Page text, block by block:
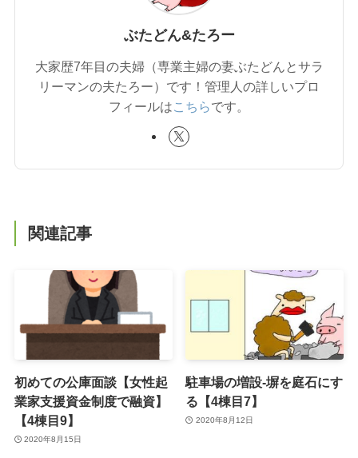
ぶたどん&たろー
大家歴7年目の夫婦（専業主婦の妻ぶたどんとサラ
リーマンの夫たろー）です！管理人の詳しいプロ
フィールはこちらです。
関連記事
初めての公庫面談【女性起
業家支援資金制度で融資】
【4棟目9】
2020年8月15日
駐車場の増設-塀を庭石にす
る【4棟目7】
2020年8月12日